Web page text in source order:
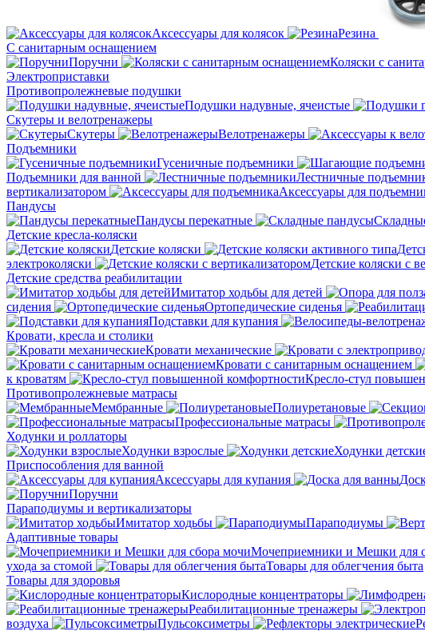
Аксессуары для колясок Резина
С санитарным оснащением
Поручни
Коляски с
Электроприставки
Противопролежневые подушки
Подушки надувные, ячеистые
Скутеры и велотренажеры
Скутеры
Велотренажеры
Подъемники
Гусеничные подъемники
Подъемники для ванной
Лестничные
вертикализатором
Аксессуары для
Пандусы
Пандусы перекатные
Детские кресла-коляски
Детские коляски
электроколяски
Детские коляски с
Детские средства реабилитации
Имитатор ходьбы для детей
сидения
Ортопедические сиденья
Подставки для купания
Кровати, кресла и столики
Кровати механические
Кровати с санитарным оснащением
к кроватям
Кресло-стул
Противопролежневые матрасы
Мембранные
Полиуретановые
Профессиональные матрасы
Ходунки и роллаторы
Ходунки взрослые
Ходунки
Приспособления для ванной
Аксессуары для купания
Поручни
Параподиумы и вертикализаторы
Имитатор ходьбы
Параподиумы
Адаптивные товары
Мочеприемники и Мешки для
ухода за стомой
Товары для облегчения быта
Товары для здоровья
Кислородные концентраторы
Реабилитационные тренажеры
воздуха
Пульсоксиметры